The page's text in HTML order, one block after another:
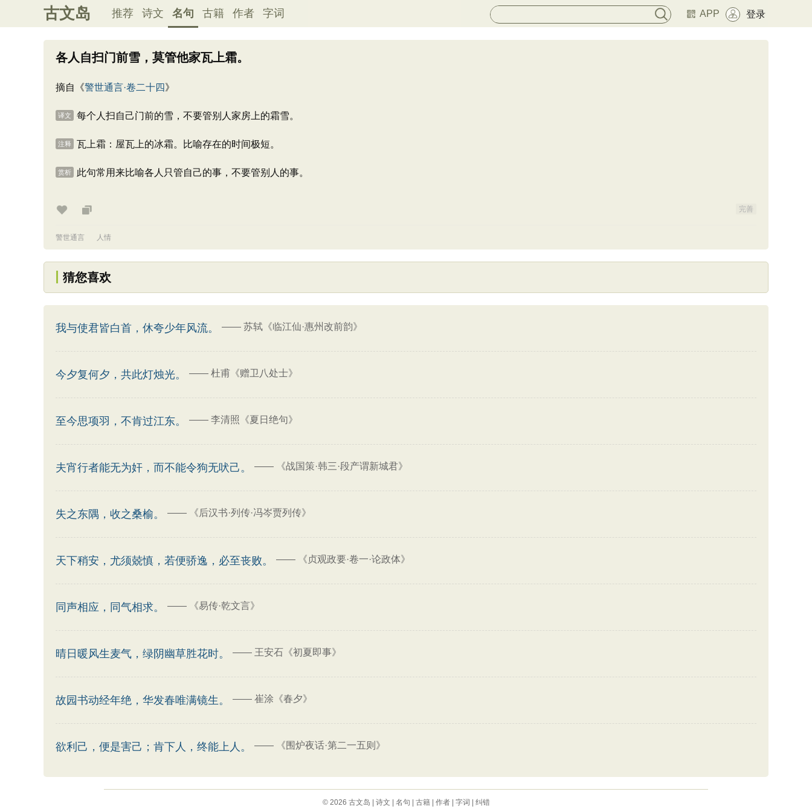
古文岛 推荐 诗文 名句 古籍 作者 字词 APP 登录
各人自扫门前雪，莫管他家瓦上霜。
摘自《警世通言·卷二十四》
译文 每个人扫自己门前的雪，不要管别人家房上的霜雪。
注释 瓦上霜：屋瓦上的冰霜。比喻存在的时间极短。
赏析 此句常用来比喻各人只管自己的事，不要管别人的事。
完善
警世通言 人情
猜您喜欢
我与使君皆白首，休夸少年风流。 —— 苏轼《临江仙·惠州改前韵》
今夕复何夕，共此灯烛光。 —— 杜甫《赠卫八处士》
至今思项羽，不肯过江东。 —— 李清照《夏日绝句》
夫宵行者能无为奸，而不能令狗无吠己。 —— 《战国策·韩三·段产谓新城君》
失之东隅，收之桑榆。 —— 《后汉书·列传·冯岑贾列传》
天下稍安，尤须兢慎，若便骄逸，必至丧败。 —— 《贞观政要·卷一·论政体》
同声相应，同气相求。 —— 《易传·乾文言》
晴日暖风生麦气，绿阴幽草胜花时。 —— 王安石《初夏即事》
故园书动经年绝，华发春唯满镜生。 —— 崔涂《春夕》
欲利己，便是害己；肯下人，终能上人。 —— 《围炉夜话·第二一五则》
© 2026 古文岛 诗文 名句 古籍| 作者| 字词 纠错